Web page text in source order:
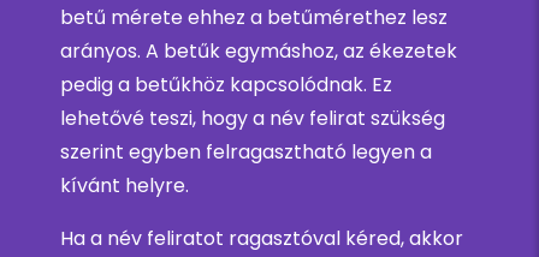
betű mérete ehhez a betűmérethez lesz
arányos. A betűk egymáshoz, az ékezetek
pedig a betűkhöz kapcsolódnak. Ez
lehetővé teszi, hogy a név felirat szükség
szerint egyben felragasztható legyen a
kívánt helyre.
Ha a név feliratot ragasztóval kéred, akkor